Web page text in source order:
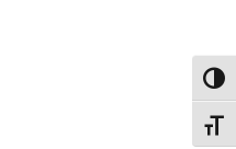
白黒
文字